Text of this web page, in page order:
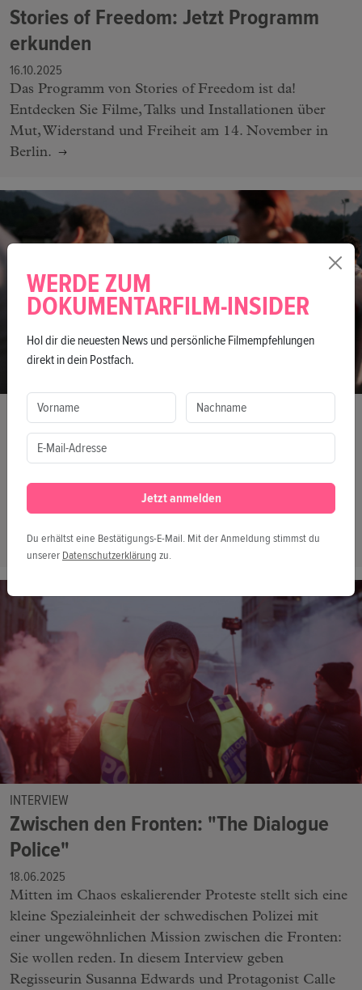
Stories of Freedom: Jetzt Programm
erkunden
16.10.2025
Das Programm von Stories of Freedom ist da!
Entdecken Sie Filme, Talks und Installationen über
Mut, Widerstand und Freiheit am 14. November in
Berlin.
FESTIVAL
Doxumentale in Belgrad & Srebrenica
01.07.2025
Zwei ausgewählte Filme der Doxumentale 2025 reisen
nach Belgrad und Srebrenica – in Kooperation mit
Ouvidor und Where Dragons Live.
INTERVIEW
Zwischen den Fronten: "The Dialogue
Police"
18.06.2025
Mitten im Chaos eskalierender Proteste stellt sich eine
kleine Spezialeinheit der schwedischen Polizei mit
einer ungewöhnlichen Mission zwischen die Fronten:
Sie wollen reden. In diesem Interview geben
Regisseurin Susanna Edwards und Protagonist Calle
WERDE ZUM
DOKUMENTARFILM-INSIDER
Hol dir die neuesten News und persönliche Filmempfehlungen
direkt in dein Postfach.
Jetzt anmelden
Du erhältst eine Bestätigungs-E-Mail. Mit der Anmeldung stimmst du
unserer Datenschutzerklärung zu.